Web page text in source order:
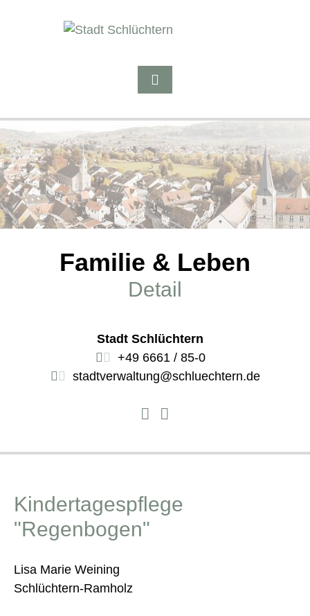
Familie & Leben
Detail
Stadt Schlüchtern
+49 6661 / 85-0
stadtverwaltung@schluechtern.de
Kindertagespflege
"Regenbogen"
Lisa Marie Weining
Schlüchtern-Ramholz